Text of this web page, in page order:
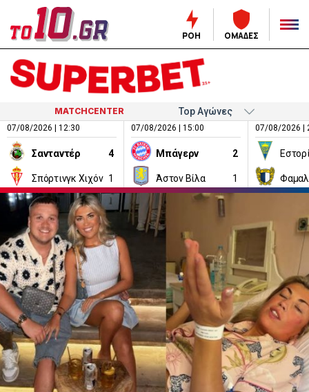
ΡΟΗ ΟΜΑΔΕΣ
MATCHCENTER
07/08/2026 | 12:30
Σανταντέρ 4
Σπόρτινγκ Χιχόν 1
07/08/2026 | 15:00
Μπάγερν 2
Άστον Βίλα 1
07/08/2026 |